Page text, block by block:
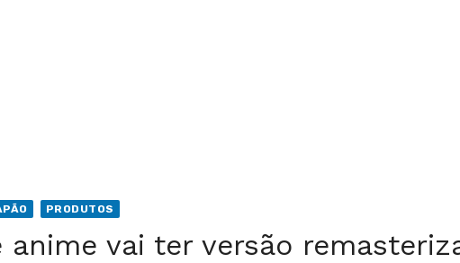
PRODUTOS
anime vai ter versão